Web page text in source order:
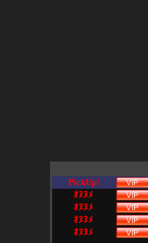
PickUp!
ｵﾇﾇﾒ
ｵﾇﾇﾒ
ｵﾇﾇﾒ
ｵﾇﾇﾒ